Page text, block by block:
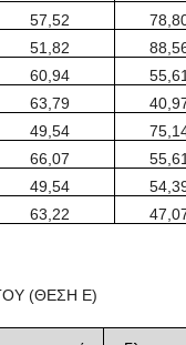
57 52 78
51 82 88
60 94 55
63 79 40
49 54 75
66 07 55
49 54 54
63 22 47
(ΘΕΣΗ Ε)